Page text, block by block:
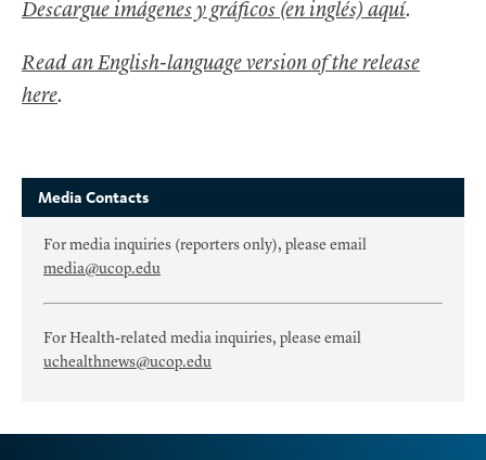
Descargue imágenes y gráficos (en inglés) aquí.
Read an English-language version of the release
here.
Media Contacts
For media inquiries (reporters only), please email
media@ucop.edu
For Health-related media inquiries, please email
uchealthnews@ucop.edu